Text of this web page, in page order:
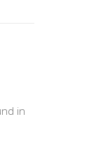
in